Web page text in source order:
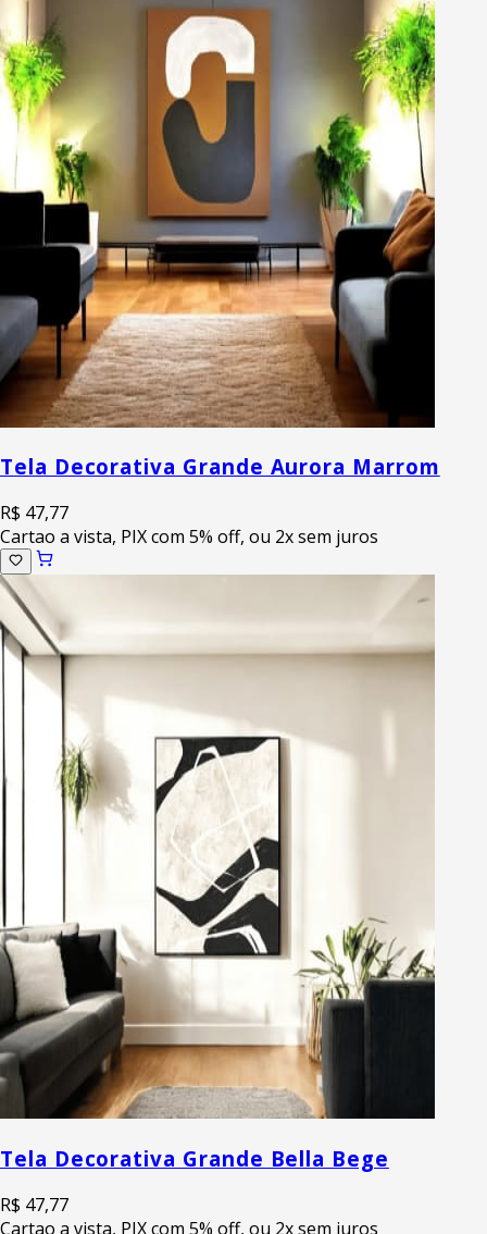
Tela Decorativa Grande Aurora Marrom
R$ 47,77
Cartao a vista, PIX com 5% off, ou 2x sem juros
Tela Decorativa Grande Bella Bege
R$ 47,77
Cartao a vista, PIX com 5% off, ou 2x sem juros